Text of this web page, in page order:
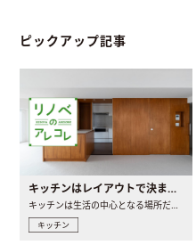
ピックアップ記事
キッチンはレイアウトで決まる。後悔しないための考え方と選び方
キッチンは生活の中心となる場所だからこそ、家の中のどこに置..
キッチン